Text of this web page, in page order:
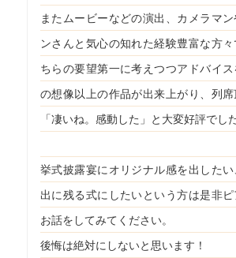
またムービーなどの演出、カメラマ
ンさんと気心の知れた経験豊富な方々
ちらの要望第一に考えつつアドバイ
の想像以上の作品が出来上がり、列
「凄いね。感動した」と大変好評でした
挙式披露宴にオリジナル感を出した
出に残る式にしたいという方は是非
お話をしてみてください。
後悔は絶対にしないと思います！